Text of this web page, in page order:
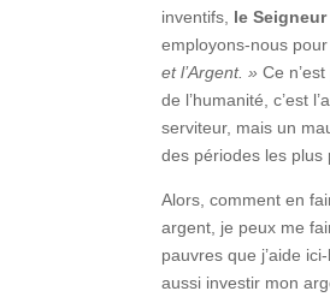
inventifs, le
employons-nous
et l’Argent. » Ce
de l’humanité, c’est
serviteur, mais un
des périodes les plus
Alors, comment en
argent, je peux me
pauvres que j’aide
aussi investir mon